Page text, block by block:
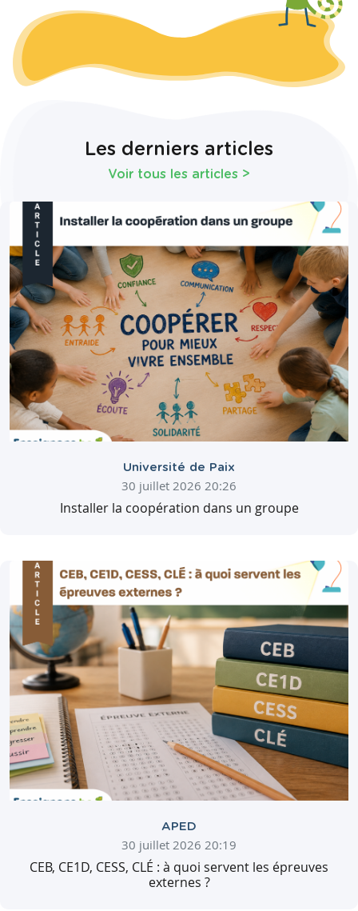
Les derniers articles
Voir tous les articles >
Université de Paix
30 juillet 2026 20:26
Installer la coopération dans un groupe
APED
30 juillet 2026 20:19
CEB, CE1D, CESS, CLÉ : à quoi servent les épreuves
externes ?